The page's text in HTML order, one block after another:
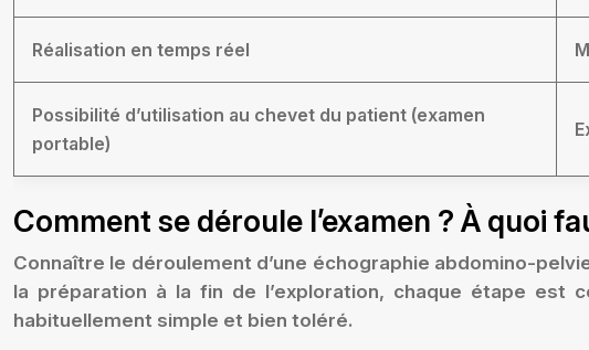
Réalisation en temps réel
Possibilité d’utilisation au chevet du patient (examen
portable)
Comment se déroule l’examen ? À quoi
Connaître le déroulement d’une échographie abdomino-
la préparation à la fin de l’exploration, chaque étape est
habituellement simple et bien toléré.